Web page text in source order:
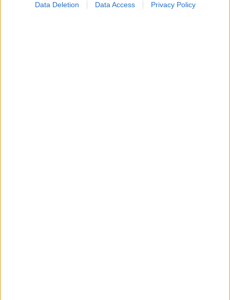
Data Deletion Data Access Privacy Policy